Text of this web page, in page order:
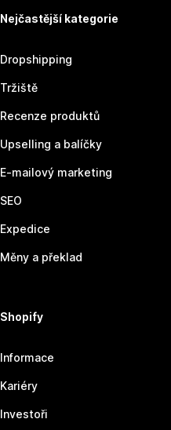
Nejčastější kategorie
Dropshipping
Tržiště
Recenze produktů
Upselling a balíčky
E-mailový marketing
SEO
Expedice
Měny a překlad
Shopify
Informace
Kariéry
Investoři